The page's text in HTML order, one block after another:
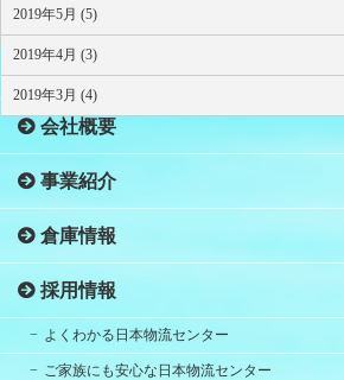
2019年5月 (5)
2019年4月 (3)
2019年3月 (4)
HOME
会社概要
事業紹介
倉庫情報
採用情報
よくわかる日本物流センター
ご家族にも安心な日本物流センター